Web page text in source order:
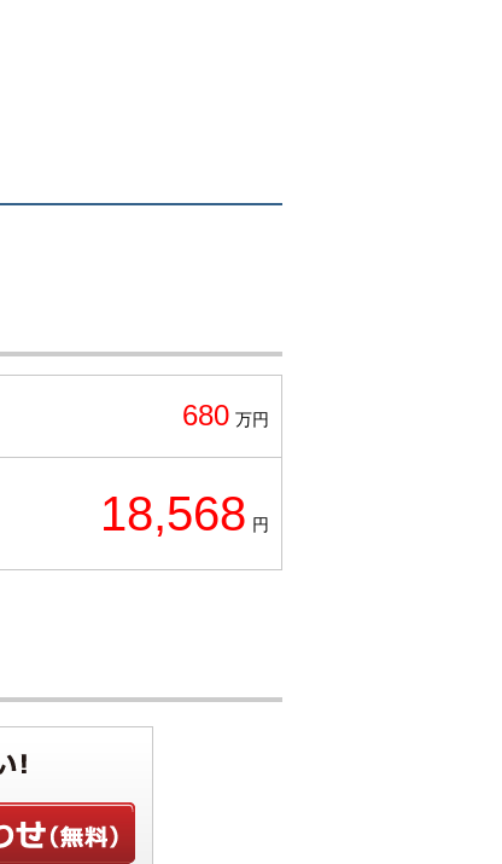
680 万円
18,568 円